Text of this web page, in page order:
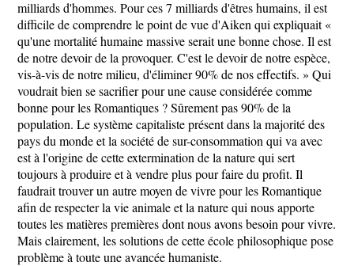
milliards d'hommes. Pour ces 7 milliards d'êtres humains, il est
difficile de comprendre le point de vue d'Aiken qui expliquait «
qu'une mortalité humaine massive serait une bonne chose. Il est
de notre devoir de la provoquer. C'est le devoir de notre espèce,
vis-à-vis de notre milieu, d'éliminer 90% de nos effectifs. » Qui
voudrait bien se sacrifier pour une cause considérée comme
bonne pour les Romantiques ? Sûrement pas 90% de la
population. Le système capitaliste présent dans la majorité des
pays du monde et la société de sur-consommation qui va avec
est à l'origine de cette extermination de la nature qui sert
toujours à produire et à vendre plus pour faire du profit. Il
faudrait trouver un autre moyen de vivre pour les Romantique
afin de respecter la vie animale et la nature qui nous apporte
toutes les matières premières dont nous avons besoin pour vivre.
Mais clairement, les solutions de cette école philosophique pose
problème à toute une avancée humaniste.